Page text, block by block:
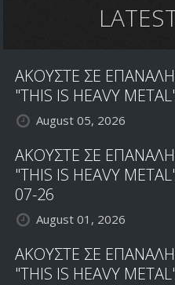
ΑΚΟΥΣΤΕ ΣΕ
"THIS IS HEAVY
August 05, 2026
ΑΚΟΥΣΤΕ ΣΕ
"THIS IS HEAVY
07-26
August 01, 2026
ΑΚΟΥΣΤΕ ΣΕ
"THIS IS HEAVY